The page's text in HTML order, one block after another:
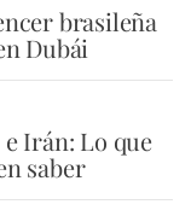
brasileña
Dubái
Irán: Lo que
saber